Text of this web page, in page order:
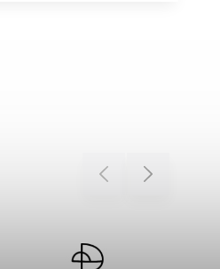
Previous Next